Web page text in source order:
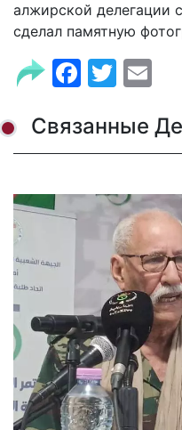
алжирской делегации
сделал памятную
Связанные